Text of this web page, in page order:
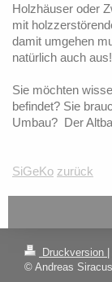
Holzhäuser oder
mit
damit umgehen
natürlich auch aus!
Sie möchten
befindet? Sie
Umbau? Der
SiGeKo zurück
Druckversion
© Andreas